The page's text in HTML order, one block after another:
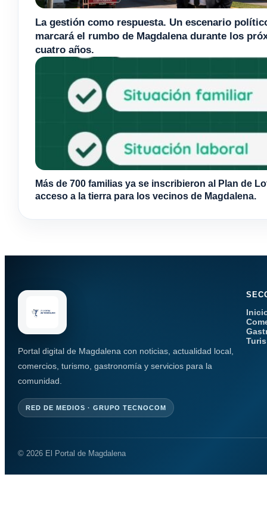
La gestión como respuesta. Un escenario
marcará el rumbo de Magdalena durante los
cuatro años.
Más de 700 familias ya se inscribieron al Plan de
acceso a la tierra para los vecinos de Magdalena.
Portal digital de Magdalena con noticias, actualidad local,
comercios, turismo, gastronomía y servicios para la
comunidad.
RED DE MEDIOS · GRUPO TECNOCOM
© 2026 El Portal de Magdalena